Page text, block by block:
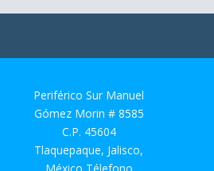
Periférico Sur Manuel
Gómez Morin # 8585
C.P. 45604
Tlaquepaque, Jalisco,
México Télefono